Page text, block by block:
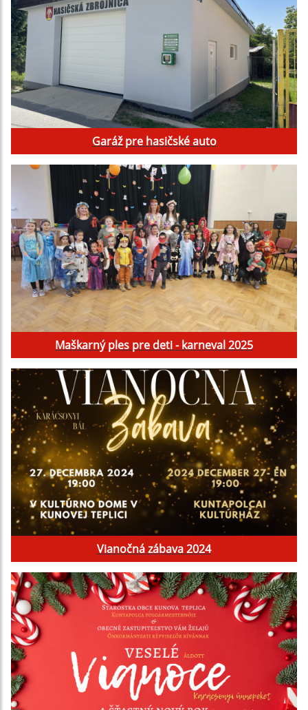
Garáž pre hasičské auto
Maškarný ples pre deti - karneval 2025
Vianočná zábava 2024